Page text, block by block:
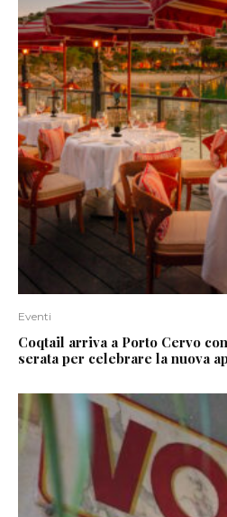
Eventi
Coqtail arriva a Porto Cervo
serata per celebrare la nuova